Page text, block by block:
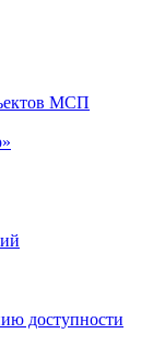
МСП
доступности